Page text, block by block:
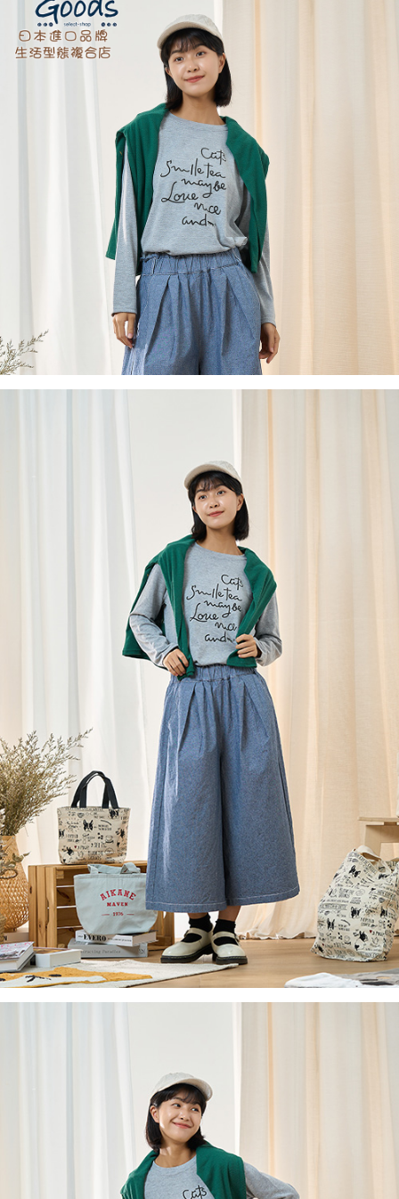
結帳頁面，進行簡訊認證並確認金額後，即可完成結帳。
２．訂單成立數日內，您將收到繳費通知簡訊。
３．收到繳費通知簡訊後14天內，點擊此簡訊中的連結，可透過四大超商／
ATM／網路銀行／等多元方式進行付款，方視為交易完成。
※ 請注意：結帳手續完成當下不需立刻繳費，但若您需要取消訂單，請聯絡
購買商品的店家。未經商家同意取消之訂單仍視為有效，需透過AFTEE先享
※ 交易是否成功請以「AFTEE先享後付 」之結帳頁面顯示為準，若有關於
是否繳費成功／繳費後需取消欲退款等相關疑問，請聯繫「AFTEE先享後付
https://netprotections.freshdesk.com/support/home
１．透過由恩沛科技股份有限公司提供之「AFTEE先享後付」服務完成之交
易，需依本服務之必要範圍內提供個人資料，並將交易相關給付款項請求債
權轉讓予恩沛科技股份有限公司。
２．關於個人資料處理事宜，請瀏覽以下網址：
https://aftee.tw/terms/#terms3
３．未成年的使用者請事先徵得法定代理人或監護人之同意方可使用
「AFTEE先享後付」，若未經同意申辦者引起之損失，本公司不負相關責
４．使用「AFTEE先享後付」時，將依據個別帳號之用戶狀況，依本公司即
時審查核予不同之上限額度；若仍有額度不足之情形，本公司將視審查結果
請求用戶進行身份認證。
５．嚴禁一人註冊多個帳號或使用他人資訊註冊。若發現惡意使用之情形，
付款後全家取貨
每筆NT$60，滿NT$1,800(含以上)免運費
每筆NT$60，滿NT$2,000(含以上)免運費
每筆NT$60，滿NT$2,000(含以上)免運費
黑貓宅急便(包裹尺寸60cm以下)
每筆NT$100，滿NT$2,000(含以上)免運費
黑貓宅急便(包裹尺寸90cm以下)
每筆NT$140，滿NT$2,000(含以上)免運費